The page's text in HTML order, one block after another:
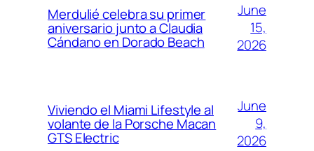
Merdulié celebra su primer
aniversario junto a Claudia
Cándano en Dorado Beach
June
15,
2026
Viviendo el Miami Lifestyle al
volante de la Porsche Macan
GTS Electric
June
9,
2026